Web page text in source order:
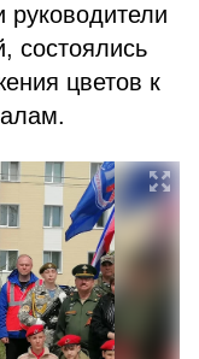
руководители
состоялись
цветов к